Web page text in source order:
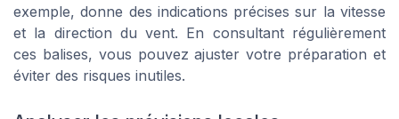
exemple, donne des indications précises sur la vitesse
et la direction du vent. En consultant régulièrement
ces balises, vous pouvez ajuster votre préparation et
éviter des risques inutiles.